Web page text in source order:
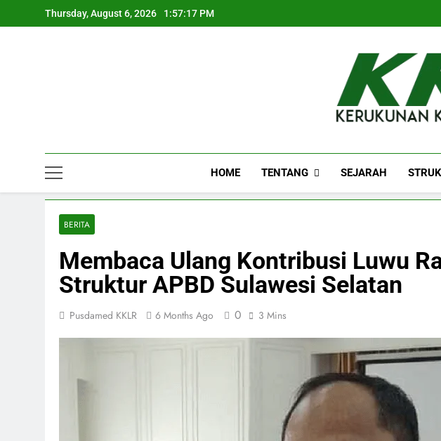
to
Thursday, August 6, 2026 1:57:18 PM
HOME TENTANG SEJARAH
BERITA
Membaca Ulang Kontribusi Luwu
Struktur APBD Sulawesi Selatan
Pusdamed KKLR 6 Months Ago 0 3 Mins